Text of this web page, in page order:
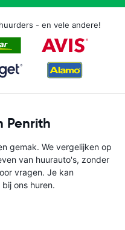
- en vele andere!
Penrith
gemak. We vergelijken op
van huurauto's, zonder
vragen. Je kan
ons huren.